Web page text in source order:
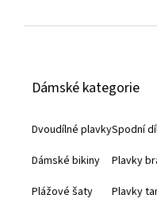
Dámské kategorie
Dvoudílné plavky
Dámské bikiny
Plážové šaty
Spodní
Plavky
Plavky